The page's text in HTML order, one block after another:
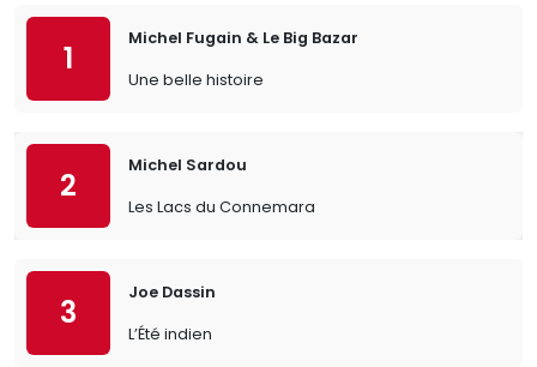
1
Michel Fugain & Le Big Bazar
Une belle histoire
2
Michel Sardou
Les Lacs du Connemara
3
Joe Dassin
L’Été indien